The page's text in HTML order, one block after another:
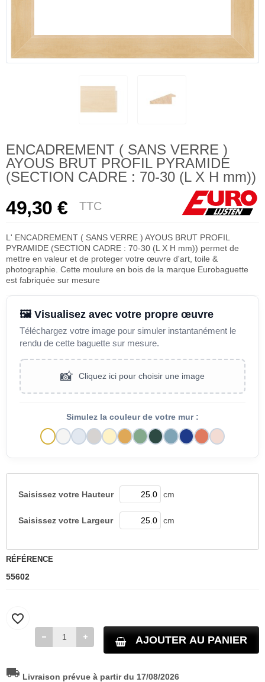
ENCADREMENT ( SANS VERRE )
AYOUS BRUT PROFIL PYRAMIDE
(SECTION CADRE : 70-30 (L X H mm))
49,30 € TTC
L' ENCADREMENT ( SANS VERRE ) AYOUS BRUT PROFIL
PYRAMIDE (SECTION CADRE : 70-30 (L X H mm)) permet de
mettre en valeur et de proteger votre œuvre d'art, toile &
photographie. Cette moulure en bois de la marque Eurobaguette
est fabriquée sur mesure
🖼️ Visualisez avec votre propre œuvre
Téléchargez votre image pour simuler instantanément le
rendu de cette baguette sur mesure.
📸 Cliquez ici pour choisir une image
Simulez la couleur de votre mur :
Saisissez votre Hauteur cm
Saisissez votre Largeur cm
RÉFÉRENCE
55602
AJOUTER AU PANIER
favorite_border
local_shipping Livraison prévue à partir du 17/08/2026